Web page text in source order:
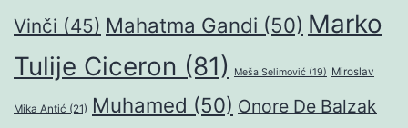
Vinči (45) Mahatma Gandi (50) Marko
Tulije Ciceron (81) Meša Selimović (19) Miroslav
Mika Antić (21) Muhamed (50) Onore De Balzak